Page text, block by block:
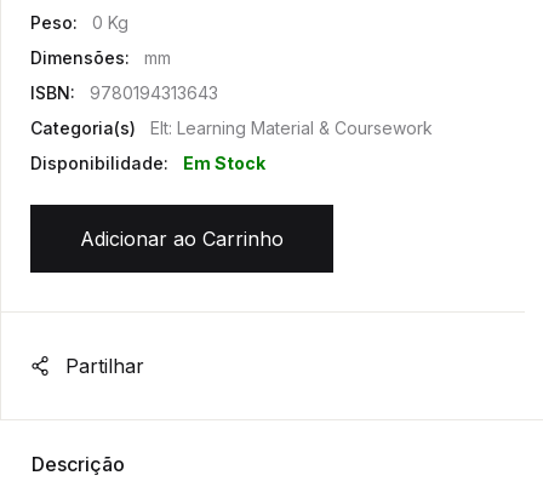
Peso:
0 Kg
Dimensões:
mm
ISBN:
9780194313643
Categoria(s)
Elt: Learning Material & Coursework
Disponibilidade:
Em Stock
Adicionar ao Carrinho
Partilhar
Descrição